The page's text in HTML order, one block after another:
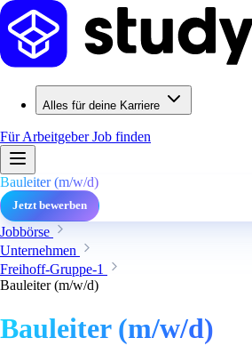
Alles für deine Karriere
Für ArbeitgeberJob finden
Bauleiter (m/w/d)
Jetzt bewerben
Jobbörse
Unternehmen
Freihoff-Gruppe-1
Bauleiter (m/w/d)
Bauleiter (m/w/d)